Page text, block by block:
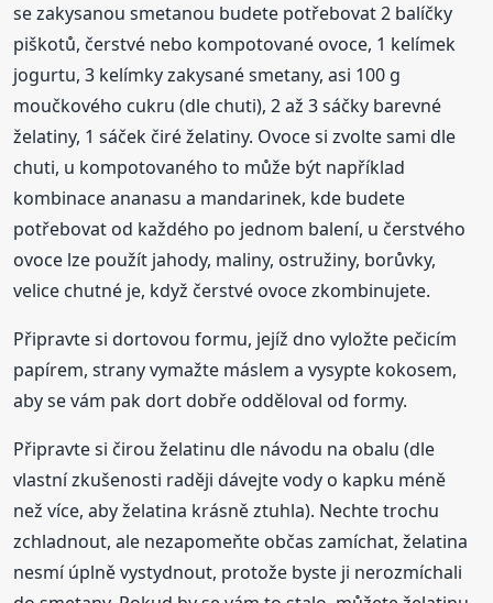
se zakysanou smetanou budete potřebovat 2 balíčky
piškotů, čerstvé nebo kompotované ovoce, 1 kelímek
jogurtu, 3 kelímky zakysané smetany, asi 100 g
moučkového cukru (dle chuti), 2 až 3 sáčky barevné
želatiny, 1 sáček čiré želatiny. Ovoce si zvolte sami dle
chuti, u kompotovaného to může být například
kombinace ananasu a mandarinek, kde budete
potřebovat od každého po jednom balení, u čerstvého
ovoce lze použít jahody, maliny, ostružiny, borůvky,
velice chutné je, když čerstvé ovoce zkombinujete.
Připravte si dortovou formu, jejíž dno vyložte pečicím
papírem, strany vymažte máslem a vysypte kokosem,
aby se vám pak dort dobře odděloval od formy.
Připravte si čirou želatinu dle návodu na obalu (dle
vlastní zkušenosti raději dávejte vody o kapku méně
než více, aby želatina krásně ztuhla). Nechte trochu
zchladnout, ale nezapomeňte občas zamíchat, želatina
nesmí úplně vystydnout, protože byste ji nerozmíchali